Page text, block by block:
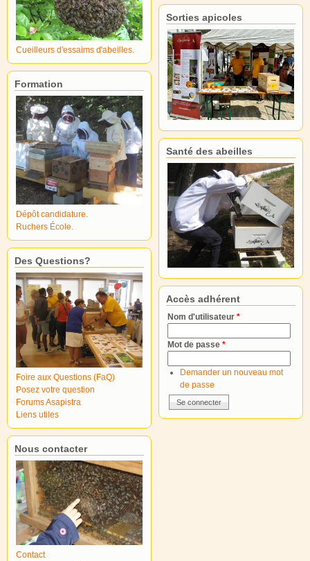
Cueilleurs d'essaims d'abeilles.
Formation
Dépôt candidature.
Ruchers École.
Des Questions?
Foire aux Questions (FaQ)
Posez votre question
Forums Asapistra
Liens utiles
Nous contacter
Contact
Sorties apicoles
Santé des abeilles
Accès adhérent
Nom d'utilisateur *
Mot de passe *
Demander un nouveau mot
de passe